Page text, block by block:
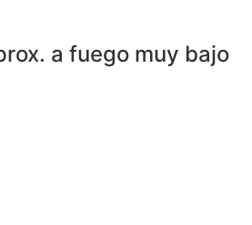
a fuego muy bajo